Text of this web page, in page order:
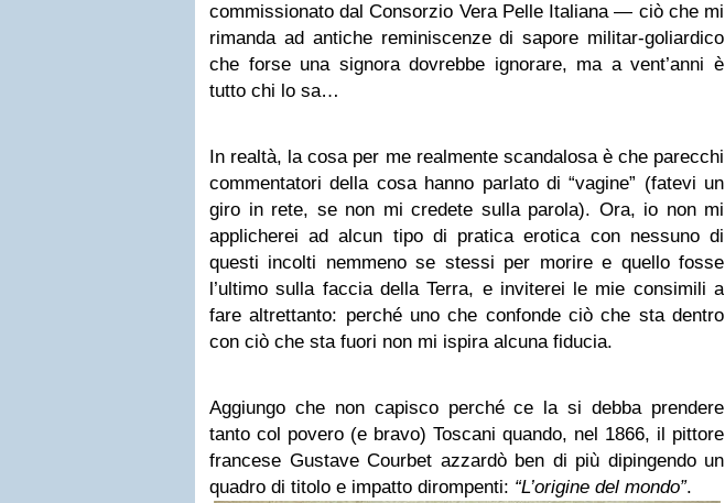
commissionato dal Consorzio Vera Pelle Italiana — ciò che mi
rimanda ad antiche reminiscenze di sapore militar-goliardico
che forse una signora dovrebbe ignorare, ma a vent’anni è
tutto chi lo sa…
In realtà, la cosa per me realmente scandalosa è che parecchi
commentatori della cosa hanno parlato di “vagine” (fatevi un
giro in rete, se non mi credete sulla parola). Ora, io non mi
applicherei ad alcun tipo di pratica erotica con nessuno di
questi incolti nemmeno se stessi per morire e quello fosse
l’ultimo sulla faccia della Terra, e inviterei le mie consimili a
fare altrettanto: perché uno che confonde ciò che sta dentro
con ciò che sta fuori non mi ispira alcuna fiducia.
Aggiungo che non capisco perché ce la si debba prendere
tanto col povero (e bravo) Toscani quando, nel 1866, il pittore
francese Gustave Courbet azzardò ben di più dipingendo un
quadro di titolo e impatto dirompenti: “L’origine del mondo”.